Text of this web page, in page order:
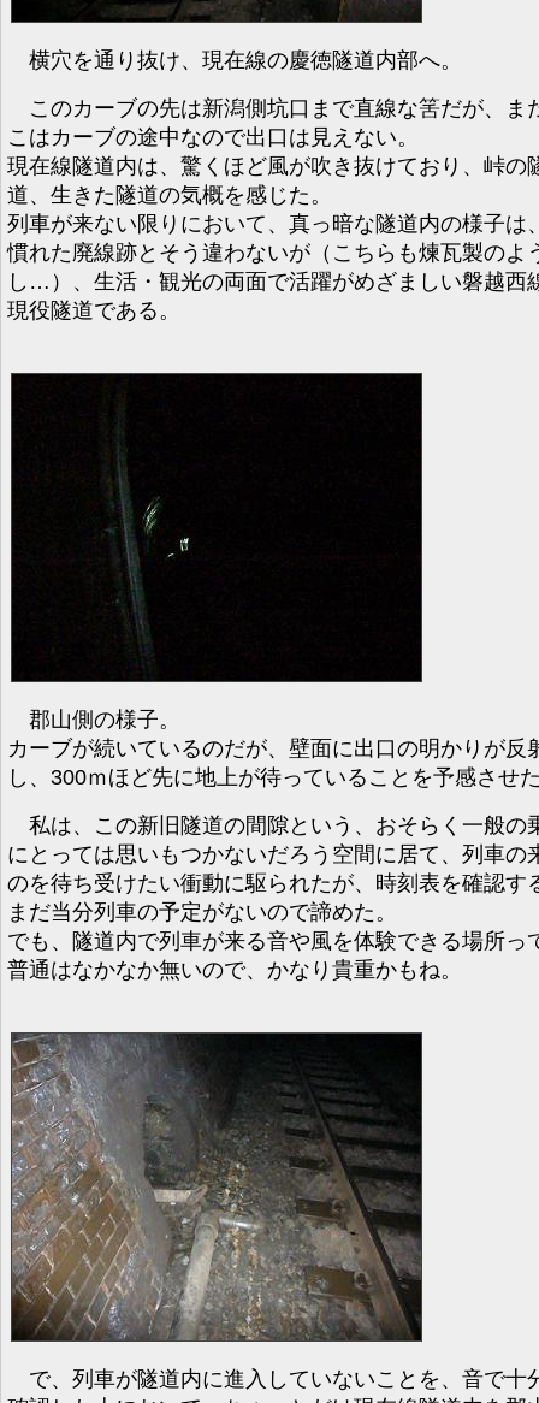
横穴を通り抜け、現在線の慶徳隧道内部へ。
このカーブの先は新潟側坑口まで直線な筈だが、ま
こはカーブの途中なので出口は見えない。
現在線隧道内は、驚くほど風が吹き抜けており、峠の
道、生きた隧道の気概を感じた。
列車が来ない限りにおいて、真っ暗な隧道内の様子は
慣れた廃線跡とそう違わないが（こちらも煉瓦製のよ
し…）、生活・観光の両面で活躍がめざましい磐越西
現役隧道である。
郡山側の様子。
カーブが続いているのだが、壁面に出口の明かりが反
し、300ｍほど先に地上が待っていることを予感させ
私は、この新旧隧道の間隙という、おそらく一般の
にとっては思いもつかないだろう空間に居て、列車の
のを待ち受けたい衝動に駆られたが、時刻表を確認す
まだ当分列車の予定がないので諦めた。
でも、隧道内で列車が来る音や風を体験できる場所っ
普通はなかなか無いので、かなり貴重かもね。
で、列車が隧道内に進入していないことを、音で十